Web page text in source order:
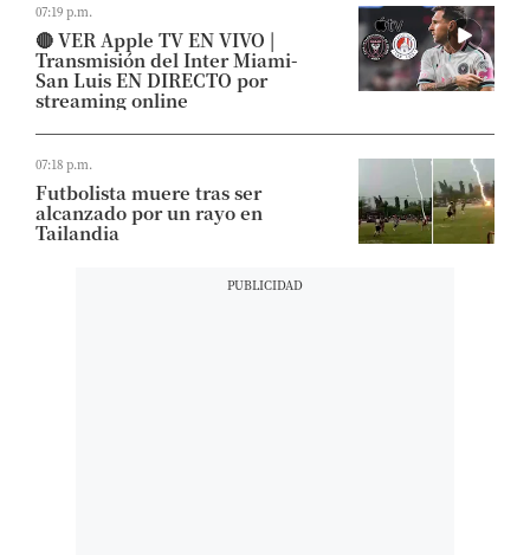
07:19 p.m.
🔴 VER Apple TV EN VIVO |
Transmisión del Inter Miami-
San Luis EN DIRECTO por
streaming online
07:18 p.m.
Futbolista muere tras ser
alcanzado por un rayo en
Tailandia